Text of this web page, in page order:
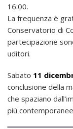
16:00.
La frequenza è
Conservatorio di
partecipazione
uditori.
Sabato 11
conclusione della
che spaziano
più